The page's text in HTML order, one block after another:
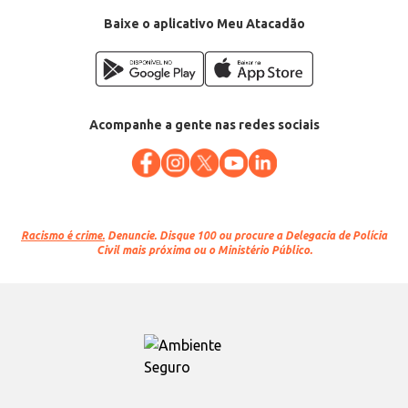
Baixe o aplicativo Meu Atacadão
Acompanhe a gente nas redes sociais
Racismo é crime. Denuncie. Disque 100 ou procure a Delegacia de Polícia
Civil mais próxima ou o Ministério Público.